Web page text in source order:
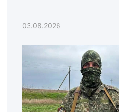
03.08.2026